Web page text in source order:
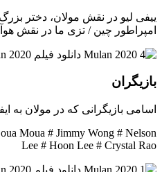
ییفی لیو در نقش مولان، دختر
امپراطور چین / تزی ما در نقش هوآ
بازیگران
اسامی بازیگرانی که در مولان به
Moua # Jimmy Wong # Nelson
Lee # Hoon Lee # Crystal Rao